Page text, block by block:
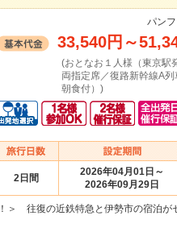
パン
33,540円 ～
(おとなお１人様（東京駅
両指定席／復路新幹線A
朝食付）)
2日間
2026年04月01日～
2026年09月29日
＞ 往復の近鉄特急と伊勢市の宿泊が